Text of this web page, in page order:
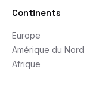
Continents
Europe
Amérique du Nord
Afrique